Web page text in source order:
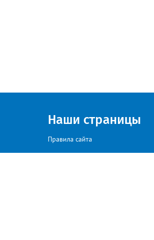
Наши страницы
Правила сайта